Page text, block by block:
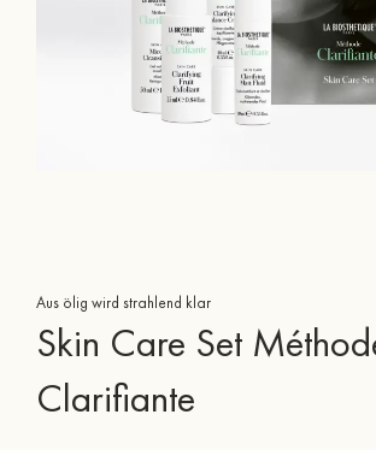
Aus ölig wird strahlend klar
Skin Care Set
Clarifiante